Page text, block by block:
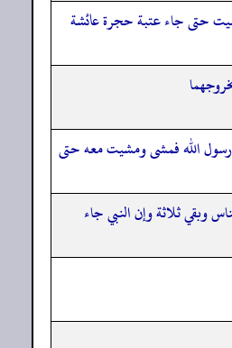
حتى جاء عتبة حجرة عائشة
رسول الله فمشى ومشيت معه حتى
وبقي ثلاثة وإن النبي جاء